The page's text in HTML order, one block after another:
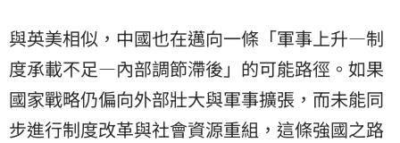
與英美相似，中國也在邁向一條「軍事上升—制
度承載不足—內部調節滯後」的可能路徑。如果
國家戰略仍偏向外部壯大與軍事擴張，而未能同
步進行制度改革與社會資源重組，這條強國之路